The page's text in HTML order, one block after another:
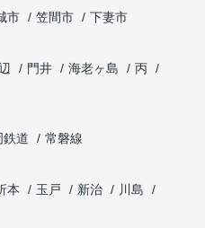
市 笠間市
下妻市
門井 海老ヶ島
丙
鉄道
常磐線
本 玉戸 新治
川島